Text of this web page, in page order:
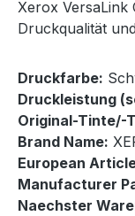
Xerox VersaLink
Druckqualität
Druckfarbe:
Druckleistung
Original-Tinte/-
Brand Name:
European
Manufacturer
Naechster